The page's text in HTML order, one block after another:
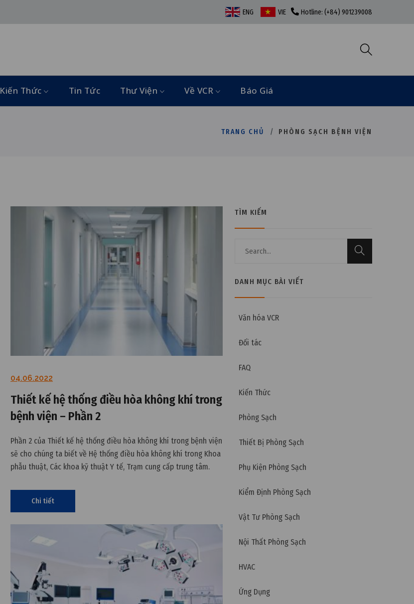
ENG VIE Hotline: (+84) 901239008
Kiến Thức Tin Tức Thư Viện Về VCR Báo Giá
TRANG CHỦ PHÒNG SẠCH BỆNH VIỆN
04.06.2022
Thiết kế hệ thống điều hòa không khí trong
bệnh viện – Phần 2
Phần 2 của Thiết kế hệ thống điều hòa không khí trong bệnh viện
sẽ cho chúng ta biết về Hệ thống điều hòa không khí trong Khoa
phẫu thuật, Các khoa kỹ thuật Y tế, Trạm cung cấp trung tâm.
Chi tiết
TÌM KIẾM
DANH MỤC BÀI VIẾT
Văn hóa VCR
Đối tác
FAQ
Kiến Thức
Phòng Sạch
Thiết Bị Phòng Sạch
Phụ Kiện Phòng Sạch
Kiểm Định Phòng Sạch
Vật Tư Phòng Sạch
Nội Thất Phòng Sạch
HVAC
Ứng Dụng